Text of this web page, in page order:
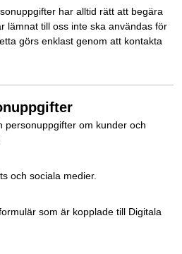
har alltid rätt att begära
lämnat till oss inte ska användas för
görs enklast genom att kontakta
personuppgifter om kunder och
och sociala medier.
som är kopplade till Digitala